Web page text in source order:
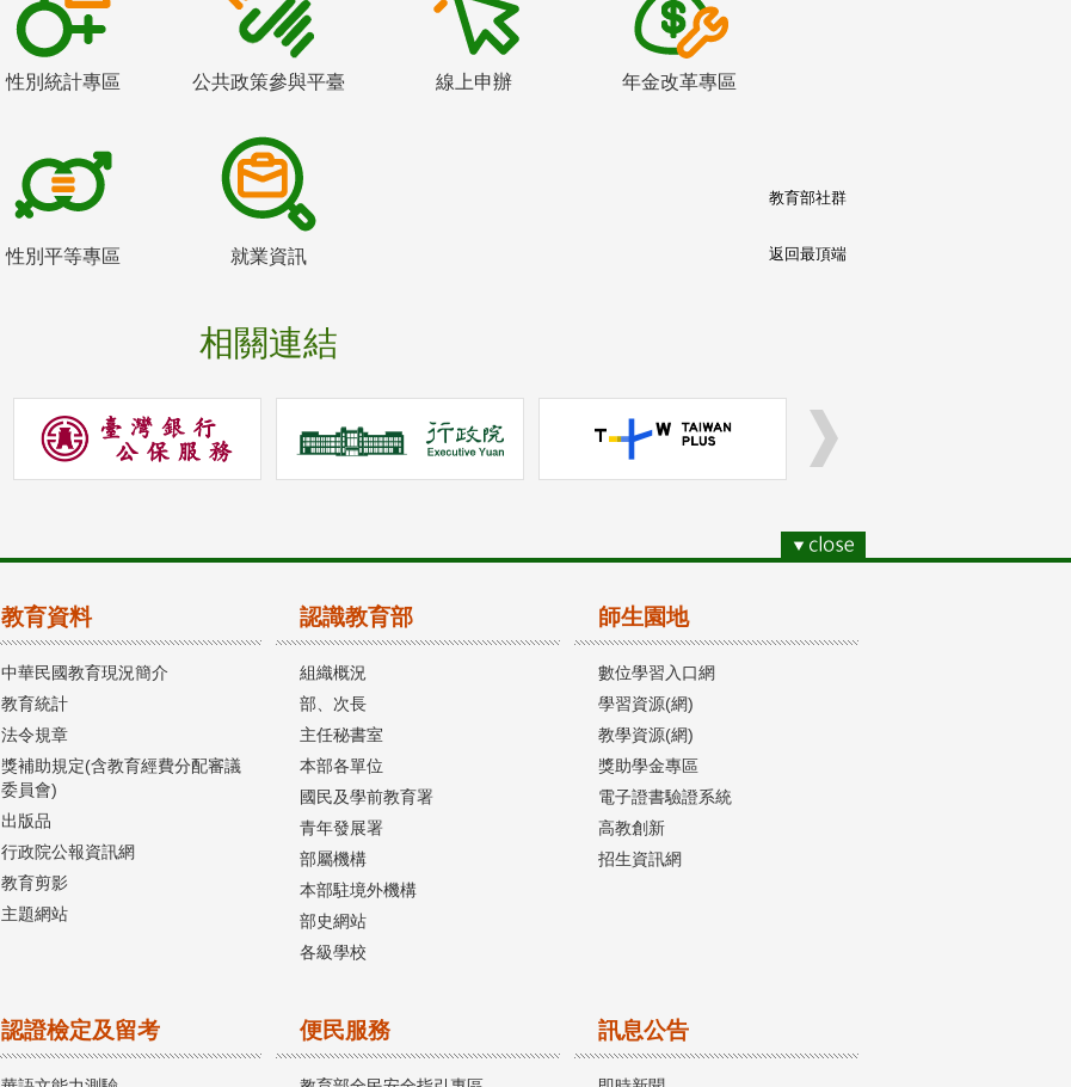
性別統計專區 公共政策參與平臺 線上申辦 年金改革專區
性別平等專區 就業資訊
相關連結
教育部社群
返回最頂端
教育資料
中華民國教育現況簡介
教育統計
法令規章
獎補助規定(含教育經費分配審議
委員會)
出版品
行政院公報資訊網
教育剪影
主題網站
認識教育部
組織概況
部、次長
主任秘書室
本部各單位
國民及學前教育署
青年發展署
部屬機構
本部駐境外機構
部史網站
各級學校
師生園地
數位學習入口網
學習資源(網)
教學資源(網)
獎助學金專區
電子證書驗證系統
高教創新
招生資訊網
認證檢定及留考 便民服務 訊息公告